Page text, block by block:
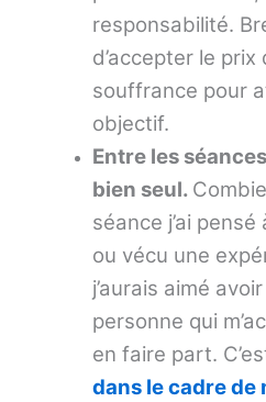
responsabilité.
d’accepter le
souffrance pour
objectif.
Entre les
bien seul.
séance j’ai
ou vécu une
j’aurais aimé
personne qui
en faire part.
dans le cadre de